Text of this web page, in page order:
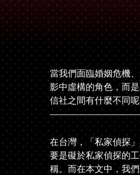
當我們面臨婚姻危機
影中虛構的角色，而
信社之間有什麼不同
在台灣，「私家偵探
要是礙於私家偵探的
稱。而在本文中，我